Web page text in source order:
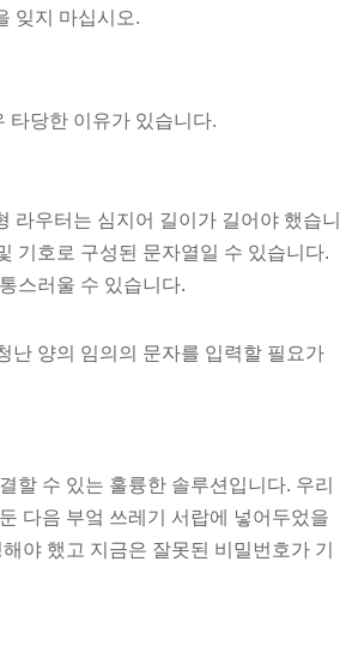
잊지 마십시오.
타당한 이유가 있습니다.
라우터는 심지어 길이가 길어야 했습니
기호로 구성된 문자열일 수 있습니다.
스러울 수 있습니다.
난 양의 임의의 문자를 입력할 필요가
할 수 있는 훌륭한 솔루션입니다. 우리
다음 부엌 쓰레기 서랍에 넣어두었을
야 했고 지금은 잘못된 비밀번호가 기